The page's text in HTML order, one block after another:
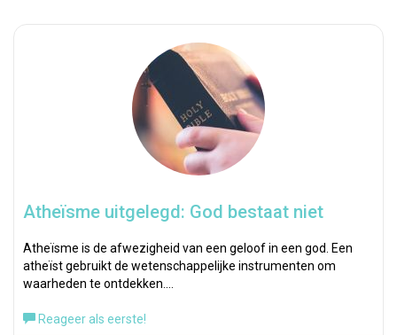
Atheïsme uitgelegd: God bestaat niet
Atheïsme is de afwezigheid van een geloof in een god. Een
atheïst gebruikt de wetenschappelijke instrumenten om
waarheden te ontdekken.…
Reageer als eerste!